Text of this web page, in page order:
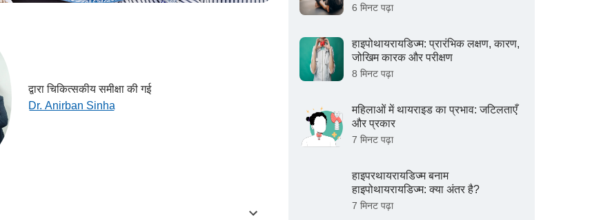
द्वारा चिकित्सकीय समीक्षा की गई
Dr. Anirban Sinha
6 मिनट पढ़ा
हाइपोथायरायडिज्म: प्रारंभिक लक्षण, कारण,
जोखिम कारक और परीक्षण
8 मिनट पढ़ा
महिलाओं में थायराइड का प्रभाव: जटिलताएँ
और प्रकार
7 मिनट पढ़ा
हाइपरथायरायडिज्म बनाम
हाइपोथायरायडिज्म: क्या अंतर है?
7 मिनट पढ़ा